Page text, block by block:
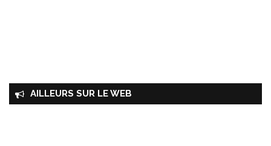
AILLEURS SUR LE WEB